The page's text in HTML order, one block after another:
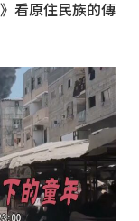
看原住民族的傳